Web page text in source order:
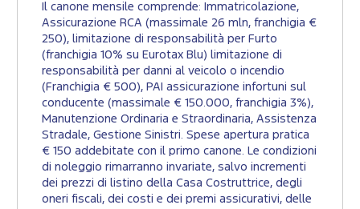
Il canone mensile comprende: Immatricolazione,
Assicurazione RCA (massimale 26 mln, franchigia €
250), limitazione di responsabilità per Furto
(franchigia 10% su Eurotax Blu) limitazione di
responsabilità per danni al veicolo o incendio
(Franchigia € 500), PAI assicurazione infortuni sul
conducente (massimale € 150.000, franchigia 3%),
Manutenzione Ordinaria e Straordinaria, Assistenza
Stradale, Gestione Sinistri. Spese apertura pratica
€ 150 addebitate con il primo canone. Le condizioni
di noleggio rimarranno invariate, salvo incrementi
dei prezzi di listino della Casa Costruttrice, degli
oneri fiscali, dei costi e dei premi assicurativi, delle